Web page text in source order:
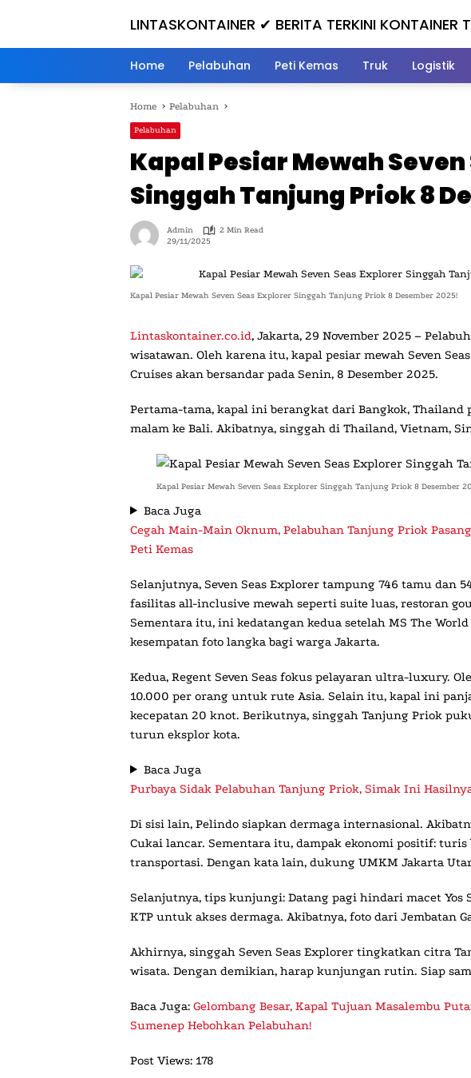
LINTASKONTAINER ✔ BERITA TERKINI KONTAINER
HARI INI
Home Pelabuhan Peti Kemas Truk Logistik
Home Pelabuhan
Pelabuhan
Kapal Pesiar Mewah
Singgah Tanjung Priok 8
Admin
2 Min Read
29/11/2025
Kapal Pesiar Mewah Seven Seas Explorer Singgah Tanjung Priok 8 Desember 2025!
Lintaskontainer.co.id, Jakarta, 29 November 2025 –
wisatawan. Oleh karena itu, kapal pesiar mewah Seven
Cruises akan bersandar pada Senin, 8 Desember 2025.
Pertama-tama, kapal ini berangkat dari Bangkok, Thailand
malam ke Bali. Akibatnya, singgah di Thailand, Vietnam,
Kapal Pesiar Mewah Seven Seas Explorer Singgah Tanjung Priok 8 Desember
Baca Juga
Cegah Main-Main Oknum, Pelabuhan Tanjung Priok
Peti Kemas
Selanjutnya, Seven Seas Explorer tampung 746 tamu dan
fasilitas all-inclusive mewah seperti suite luas, restoran
Sementara itu, ini kedatangan kedua setelah MS The
kesempatan foto langka bagi warga Jakarta.
Kedua, Regent Seven Seas fokus pelayaran ultra-luxury.
10.000 per orang untuk rute Asia. Selain itu, kapal ini
kecepatan 20 knot. Berikutnya, singgah Tanjung Priok
turun eksplor kota.
Baca Juga
Purbaya Sidak Pelabuhan Tanjung Priok, Simak Ini
Di sisi lain, Pelindo siapkan dermaga internasional.
Cukai lancar. Sementara itu, dampak ekonomi positif:
transportasi. Dengan kata lain, dukung UMKM Jakarta
Selanjutnya, tips kunjungi: Datang pagi hindari macet Yos
KTP untuk akses dermaga. Akibatnya, foto dari Jembatan
Akhirnya, singgah Seven Seas Explorer tingkatkan citra
wisata. Dengan demikian, harap kunjungan rutin. Siap
Baca Juga: Gelombang Besar, Kapal Tujuan Masalembu
Sumenep Hebohkan Pelabuhan!
Post Views: 178